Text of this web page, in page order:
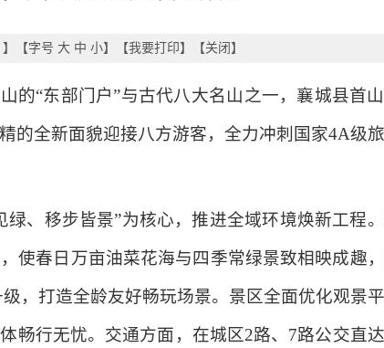
】【字号 大 中 小】【我要打印】【关闭 】
的“东部门户”与古代八大名山之一，襄城县首
的全新面貌迎接八方游客，全力冲刺国家4A级
、移步皆景”为核心，推进全域环境焕新工程
使春日万亩油菜花海与四季常绿景致相映成趣
，打造全龄友好畅玩场景。景区全面优化观景平
畅行无忧。交通方面，在城区2路、7路公交直